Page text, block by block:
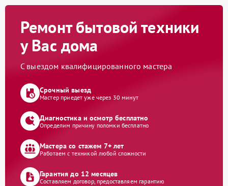
Ремонт бытовой техники
у Вас дома
С выездом квалифицированного мастера
Срочный выезд
Мастер приедет уже через 30 минут
Диагностика и осмотр бесплатно
Определим причину поломки бесплатно
Мастера со стажем 7+ лет
Работаем с техникой любой сложности
Гарантия до 12 месяцев
Составляем договор, предоставляем гарантию